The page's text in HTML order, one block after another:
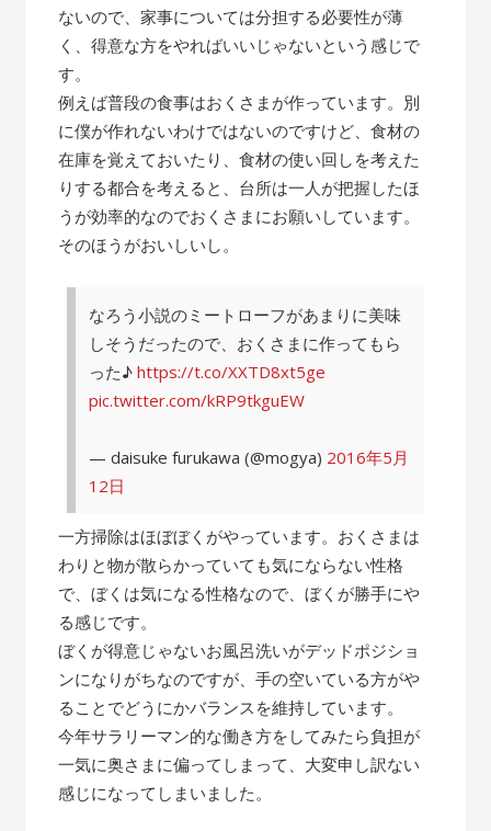
ないので、家事については分担する必要性が薄
く、得意な方をやればいいじゃないという感じで
す。
例えば普段の食事はおくさまが作っています。別
に僕が作れないわけではないのですけど、食材の
在庫を覚えておいたり、食材の使い回しを考えた
りする都合を考えると、台所は一人が把握したほ
うが効率的なのでおくさまにお願いしています。
そのほうがおいしいし。
なろう小説のミートローフがあまりに美味
しそうだったので、おくさまに作ってもら
った♪https://t.co/XXTD8xt5ge
pic.twitter.com/kRP9tkguEW
— daisuke furukawa (@mogya) 2016年5月
12日
一方掃除はほぼぼくがやっています。おくさまは
わりと物が散らかっていても気にならない性格
で、ぼくは気になる性格なので、ぼくが勝手にや
る感じです。
ぼくが得意じゃないお風呂洗いがデッドポジショ
ンになりがちなのですが、手の空いている方がや
ることでどうにかバランスを維持しています。
今年サラリーマン的な働き方をしてみたら負担が
一気に奥さまに偏ってしまって、大変申し訳ない
感じになってしまいました。